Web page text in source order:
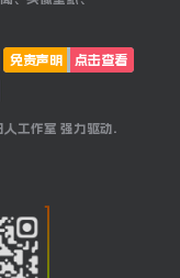
免责声明
点击查看
人工作室 强力驱动.